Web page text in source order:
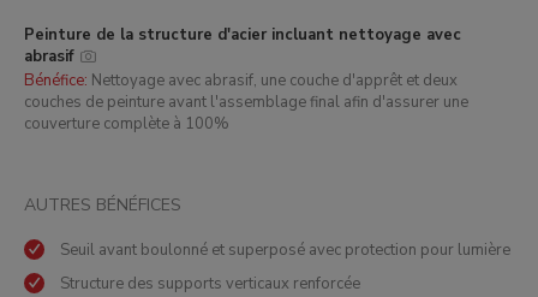
Peinture de la structure d'acier incluant nettoyage avec
abrasif
Bénéfice: Nettoyage avec abrasif, une couche d'apprêt et deux
couches de peinture avant l'assemblage final afin d'assurer une
couverture complète à 100%
AUTRES BÉNÉFICES
Seuil avant boulonné et superposé avec protection pour lumière
Structure des supports verticaux renforcée